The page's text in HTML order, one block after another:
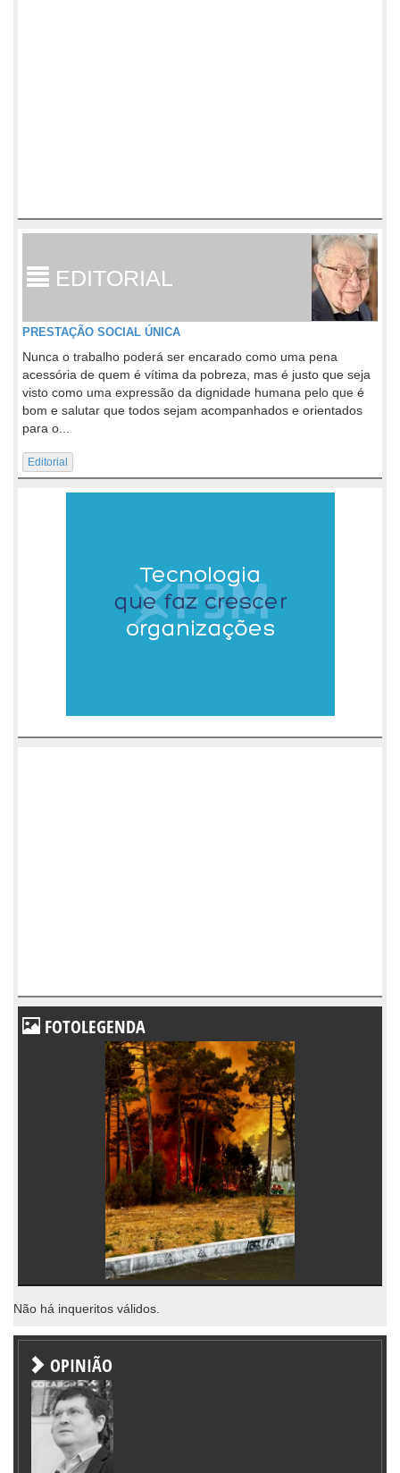
EDITORIAL
PRESTAÇÃO SOCIAL ÚNICA
Nunca o trabalho poderá ser encarado como uma pena
acessória de quem é vítima da pobreza, mas é justo que seja
visto como uma expressão da dignidade humana pelo que é
bom e salutar que todos sejam acompanhados e orientados
para o...
Editorial
FOTOLEGENDA
Não há inqueritos válidos.
OPINIÃO